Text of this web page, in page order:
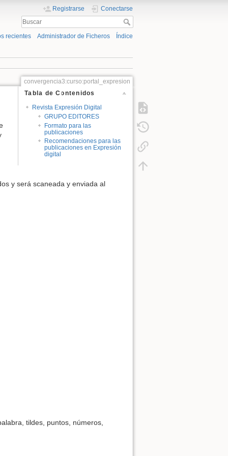
Registrarse Conectarse
recientes Administrador de Ficheros Índice
convergencia3:curso:portal_expresion
Tabla de Contenidos
Revista Expresión Digital
GRUPO EDITORES
Formato para las
publicaciones
Recomendaciones para las
publicaciones en Expresión
digital
y será scaneada y enviada al
tildes, puntos, números,